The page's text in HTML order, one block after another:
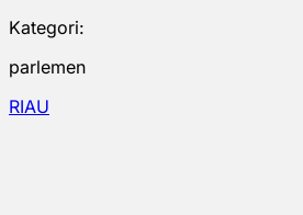
Kategori:
parlemen
RIAU